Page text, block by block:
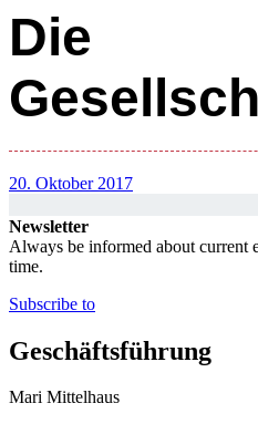
Die
20. Oktober 2017
Newsletter
Always be informed about current
time.
Subscribe to
Geschäftsführung
Mari Mittelhaus